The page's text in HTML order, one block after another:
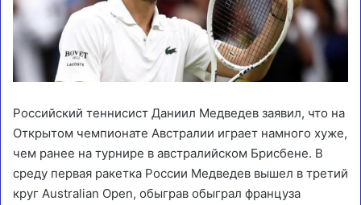
Российский теннисист Даниил Медведев заявил, что на
Открытом чемпионате Австралии играет намного хуже,
чем ранее на турнире в австралийском Брисбене. В
среду первая ракетка России Медведев вышел в третий
круг Australian Open, обыграв обыграл француза